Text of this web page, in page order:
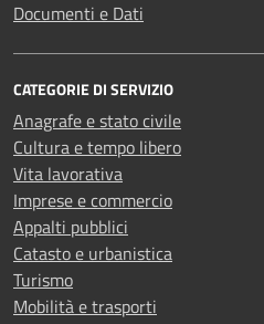
Documenti e Dati
CATEGORIE DI SERVIZIO
Anagrafe e stato civile
Cultura e tempo libero
Vita lavorativa
Imprese e commercio
Appalti pubblici
Catasto e urbanistica
Turismo
Mobilità e trasporti